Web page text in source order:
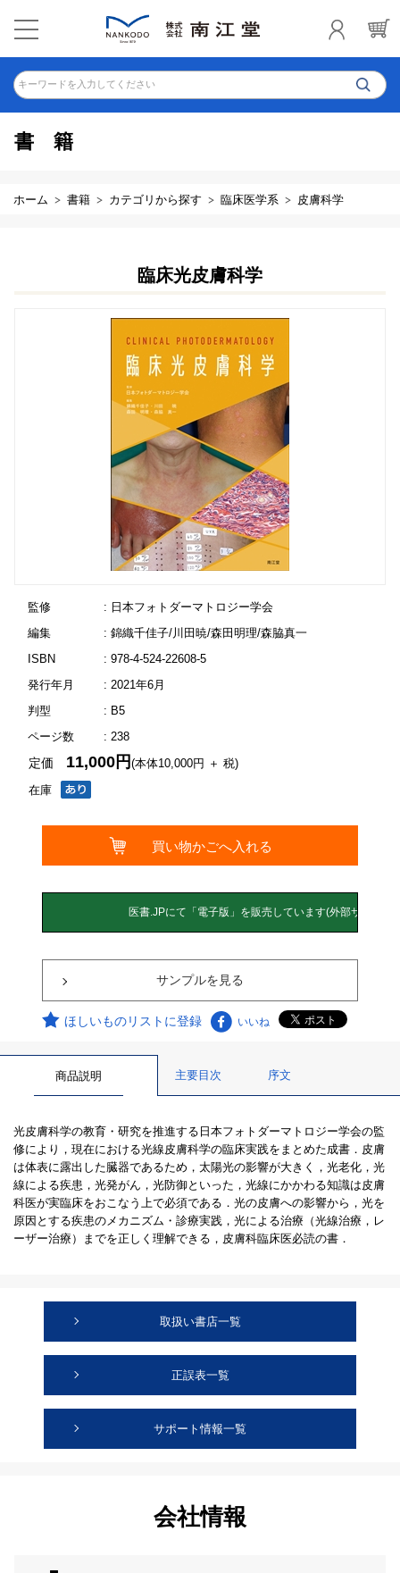
キーワードを入力してください
書籍
ホーム 書籍 カテゴリから探す 臨床医学系 皮膚科学
臨床光皮膚科学
監修
: 日本フォトダーマトロジー学会
編集
: 錦織千佳子/川田暁/森田明理/森脇真一
ISBN
: 978-4-524-22608-5
発行年月
: 2021年6月
判型
: B5
ページ数
: 238
在庫
定価 11,000円(本体10,000円 ＋ 税)
サンプルを見る
ほしいものリストに登録 いいね
商品説明 主要目次 序文
光皮膚科学の教育・研究を推進する日本フォトダーマトロジー学会の監
修により，現在における光線皮膚科学の臨床実践をまとめた成書．皮膚
は体表に露出した臓器であるため，太陽光の影響が大きく，光老化，光
線による疾患，光発がん，光防御といった，光線にかかわる知識は皮膚
科医が実臨床をおこなう上で必須である．光の皮膚への影響から，光を
原因とする疾患のメカニズム・診療実践，光による治療（光線治療，レ
ーザー治療）までを正しく理解できる，皮膚科臨床医必読の書．
取扱い書店一覧
正誤表一覧
サポート情報一覧
会社情報